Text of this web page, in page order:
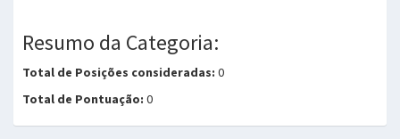
Resumo da Categoria:
Total de Posições consideradas: 0
Total de Pontuação: 0